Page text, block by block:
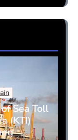
Sea Toll
(KTI)